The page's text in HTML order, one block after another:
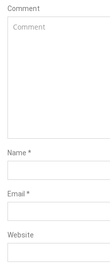
Comment
Name *
Email *
Website